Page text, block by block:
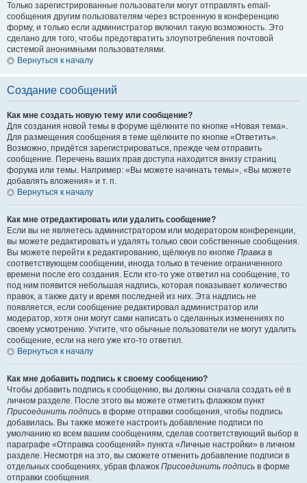
Только зарегистрированные пользователи могут отправлять email-
сообщения другим пользователям через встроенную в конференцию
форму, и только если администратор включил такую возможность. Это
сделано для того, чтобы предотвратить злоупотребления почтовой
системой анонимными пользователями.
Вернуться к началу
Создание сообщений
Как мне создать новую тему или сообщение?
Для создания новой темы в форуме щёлкните по кнопке «Новая тема».
Для размещения сообщения в теме щёлкните по кнопке «Ответить».
Возможно, придётся зарегистрироваться, прежде чем отправить
сообщение. Перечень ваших прав доступа находится внизу страниц
форума или темы. Например: «Вы можете начинать темы», «Вы можете
добавлять вложения» и т. п.
Вернуться к началу
Как мне отредактировать или удалить сообщение?
Если вы не являетесь администратором или модератором конференции,
вы можете редактировать и удалять только свои собственные сообщения.
Вы можете перейти к редактированию, щёлкнув по кнопке Правка в
соответствующем сообщении, иногда только в течение ограниченного
времени после его создания. Если кто-то уже ответил на сообщение, то
под ним появится небольшая надпись, которая показывает количество
правок, а также дату и время последней из них. Эта надпись не
появляется, если сообщение редактировал администратор или
модератор, хотя они могут сами написать о сделанных изменениях по
своему усмотрению. Учтите, что обычные пользователи не могут удалить
сообщение, если на него уже кто-то ответил.
Вернуться к началу
Как мне добавить подпись к своему сообщению?
Чтобы добавить подпись к сообщению, вы должны сначала создать её в
личном разделе. После этого вы можете отметить флажком пункт
Присоединить подпись в форме отправки сообщения, чтобы подпись
добавилась. Вы также можете настроить добавление подписи по
умолчанию ко всем вашим сообщениям, сделав соответствующий выбор в
параграфе «Отправка сообщений» пункта «Личные настройки» в личном
разделе. Несмотря на это, вы сможете отменить добавление подписи в
отдельных сообщениях, убрав флажок Присоединить подпись в форме
отправки сообщения.